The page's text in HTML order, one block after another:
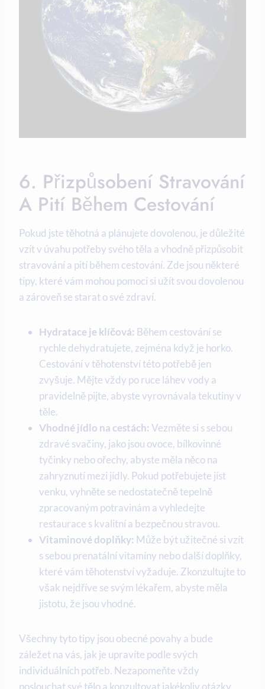
6. Přizpůsobení Stravování
A Pití Během Cestování
Pokud jste těhotná‍ a​ plánujete dovolenou, je důležité
vzít v úvahu potřeby svého těla a vhodně přizpůsobit
stravování a pití během cestování. Zde jsou některé
tipy, které ‌vám mohou pomoci si užít svou dovolenou
a zároveň se ​starat o své zdraví.
Hydratace je klíčová: Během cestování se
rychle‍ dehydratujete, zejména⁣ když je horko.​
Cestování v těhotenství této‍ potřebě jen
zvyšuje. Mějte vždy po ruce láhev vody a
‌pravidelně pijte, abyste vyrovnávala tekutiny v
těle.
Vhodné jídlo na ‍cestách: Vezměte si s sebou
zdravé svačiny, jako jsou ovoce,⁣ bílkovinné
tyčinky nebo ořechy, abyste měla něco na
zahryznutí mezi jídly. Pokud potřebujete jíst
venku, vyhněte se nedostatečně ​tepelně
zpracovaným potravinám a vyhledejte
restaurace s kvalitní a bezpečnou stravou.
Vitaminové ‍doplňky: Může​ být užitečné si vzít
s sebou prenatální⁣ vitamíny nebo další doplňky,
které‍ vám těhotenství vyžaduje. ‌Zkonzultujte to
však nejdříve‌ se svým lékařem, abyste měla
jistotu, že jsou vhodné.
Všechny tyto tipy jsou obecné povahy a bude
záležet na⁣ vás, jak je upravíte⁤ podle​ svých
individuálních potřeb. Nezapomeňte vždy
poslouchat své tělo a konzultovat jakékoliv otázky